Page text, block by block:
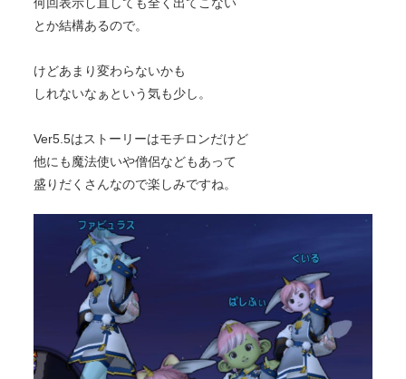
とか結構あるので。
けどあまり変わらないかも
しれないなぁという気も少し。
Ver5.5はストーリーはモチロンだけど
他にも魔法使いや僧侶などもあって
盛りだくさんなので楽しみですね。